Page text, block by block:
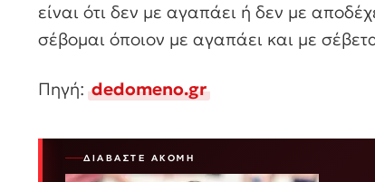
είναι ότι δεν με αγαπάει ή δεν με
σέβομαι όποιον με αγαπάει και με
Πηγή:dedomeno.gr
ΔΙΑΒΆΣΤΕ ΑΚΌΜΗ